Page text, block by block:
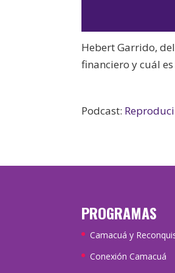
Hebert Garrido,
financiero y cuál
Podcast:
PROGRAMAS
Camacuá y
Conexión Camacuá